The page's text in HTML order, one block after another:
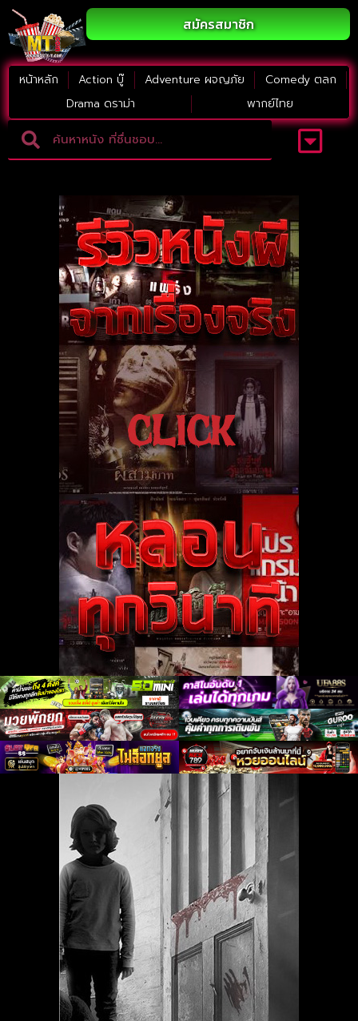
สมัครสมาชิก
หน้าหลัก Action บู๊ Adventure ผจญภัย
Comedy ตลก
Drama ดราม่า
พากย์ไทย